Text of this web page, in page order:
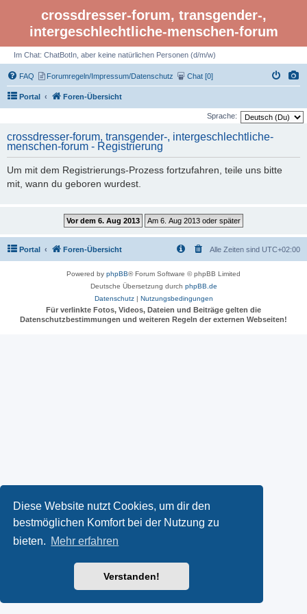
Diese Website nutzt Cookies, um dir den
bestmöglichen Komfort bei der Nutzung zu
bieten. Mehr erfahren
Verstanden!
crossdresser-forum, transgender-,
intergeschlechtliche-menschen-forum
Im Chat: ChatBotIn, aber keine natürlichen Personen (d/m/w)
FAQ Forumregeln/Impressum/Datenschutz Chat [0]
Portal Foren-Übersicht
Sprache:
crossdresser-forum, transgender-, intergeschlechtliche-
menschen-forum - Registrierung
Um mit dem Registrierungs-Prozess fortzufahren, teile uns bitte
mit, wann du geboren wurdest.
Portal Foren-Übersicht Alle Zeiten sind UTC+02:00
Powered by phpBB® Forum Software © phpBB Limited
Deutsche Übersetzung durch phpBB.de
Datenschutz| Nutzungsbedingungen
Für verlinkte Fotos, Videos, Dateien und Beiträge gelten die
Datenschutzbestimmungen und weiteren Regeln der externen Webseiten!